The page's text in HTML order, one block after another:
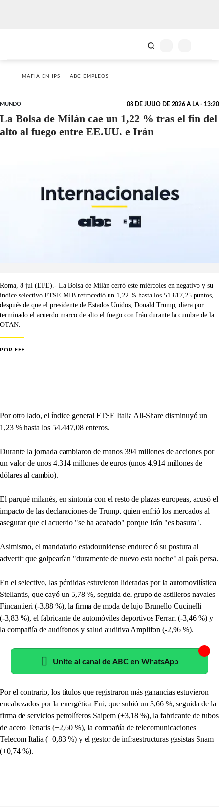
MAFIA EN IPS ABC EMPLEOS
MUNDO 08 DE JULIO DE 2026 A LA - 13:20
La Bolsa de Milán cae un 1,22 % tras el fin del
alto al fuego entre EE.UU. e Irán
Roma, 8 jul (EFE).- La Bolsa de Milán cerró este miércoles en negativo y su
índice selectivo FTSE MIB retrocedió un 1,22 % hasta los 51.817,25 puntos,
después de que el presidente de Estados Unidos, Donald Trump, diera por
terminado el acuerdo marco de alto el fuego con Irán durante la cumbre de la
OTAN.
POR EFE
Por otro lado, el índice general FTSE Italia All-Share disminuyó un
1,23 % hasta los 54.447,08 enteros.
Durante la jornada cambiaron de manos 394 millones de acciones por
un valor de unos 4.314 millones de euros (unos 4.914 millones de
dólares al cambio).
El parqué milanés, en sintonía con el resto de plazas europeas, acusó el
impacto de las declaraciones de Trump, quien enfrió los mercados al
asegurar que el acuerdo "se ha acabado" porque Irán "es basura".
Asimismo, el mandatario estadounidense endureció su postura al
advertir que golpearían "duramente de nuevo esta noche" al país persa.
En el selectivo, las pérdidas estuvieron lideradas por la automovilística
Stellantis, que cayó un 5,78 %, seguida del grupo de astilleros navales
Fincantieri (-3,88 %), la firma de moda de lujo Brunello Cucinelli
(-3,83 %), el fabricante de automóviles deportivos Ferrari (-3,46 %) y
la compañía de audífonos y salud auditiva Amplifon (-2,96 %).
Unite al canal de ABC en WhatsApp
Por el contrario, los títulos que registraron más ganancias estuvieron
encabezados por la energética Eni, que subió un 3,66 %, seguida de la
firma de servicios petrolíferos Saipem (+3,18 %), la fabricante de tubos
de acero Tenaris (+2,60 %), la compañía de telecomunicaciones
Telecom Italia (+0,83 %) y el gestor de infraestructuras gasistas Snam
(+0,74 %).